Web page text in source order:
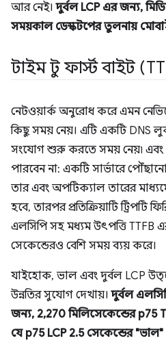
আর নেই।দুর্বল LCP এর জন্য,
সময়কাল ডেস্কটপের তুলনায়
টাইম টু ফার্স্ট বাইট
নেটওয়ার্ক অনুরোধ করে এমন
কিছু সময় নেয়। এটি একটি
সংযোগ শুরু করতে সময় নেয়৷ এবং
পারবেন না: একটি সার্ভারে
তার এবং অপটিক্যাল তারের
হবে, তারপর প্রতিক্রিয়াটি ট্রিপটি
এলসিপি সহ মধ্যম উৎপত্তি TTFB
সেকেন্ডেরও বেশি সময় ব্যয় করে।
যাইহোক, ভাল এবং দুর্বল LCP
উন্নতির সুযোগ দেখায়।দুর্বল
জন্য, 2,270 মিলিসেকেন্ডের p75
যে p75 LCP 2.5 সেকেন্ডের